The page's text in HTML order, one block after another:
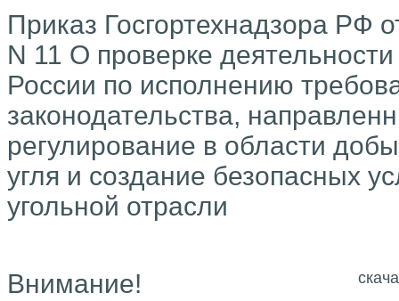
Приказ Госгортехнадзора РФ
N 11 О проверке деятельности
России по исполнению
законодательства,
регулирование в области
угля и создание безопасных
угольной отрасли
Внимание!